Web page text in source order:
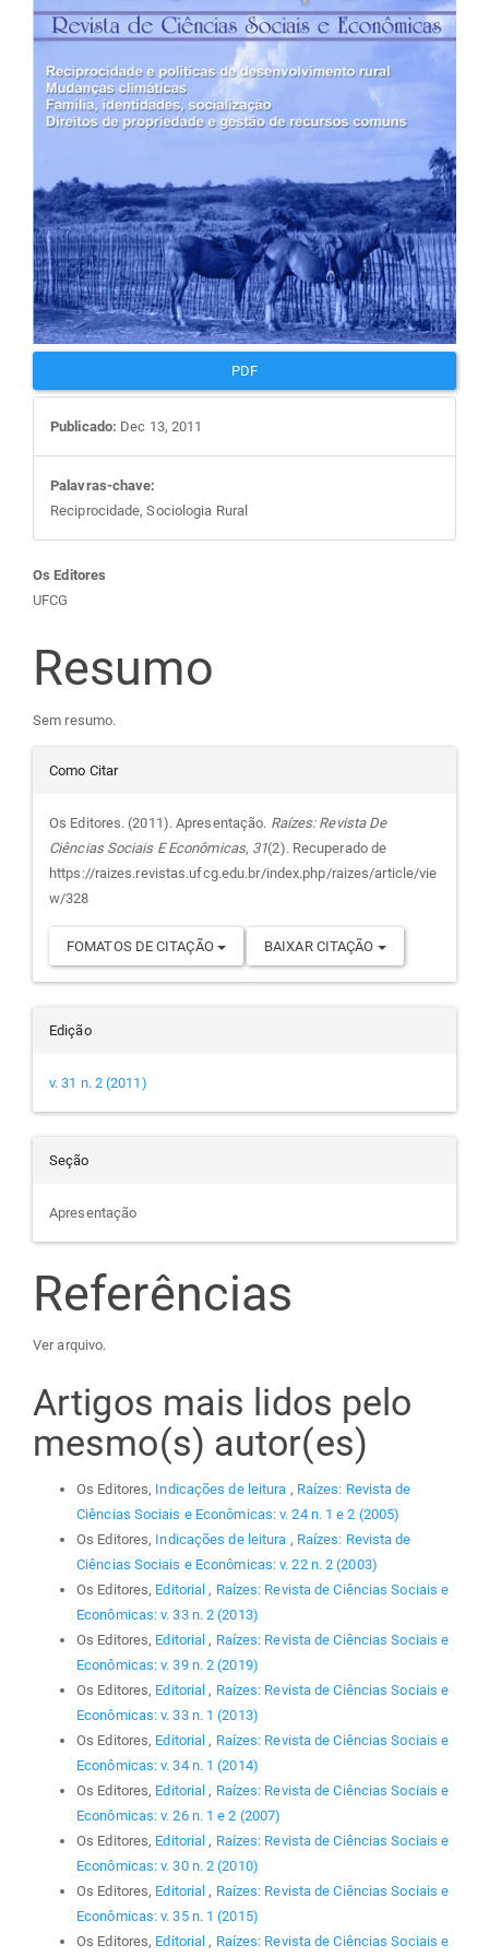
artigos
PDF
Publicado: Dec 13, 2011
Palavras-chave:
Reciprocidade, Sociologia Rural
Conteúdo
do
artigo
principal
Os Editores
UFCG
Resumo
Sem resumo.
Detalhes
do
artigo
Como Citar
Os Editores. (2011). Apresentação. Raízes: Revista De
Ciências Sociais E Econômicas, 31(2). Recuperado de
https://raizes.revistas.ufcg.edu.br/index.php/raizes/article/vie
w/328
FOMATOS DE CITAÇÃO BAIXAR CITAÇÃO
Edição
v. 31 n. 2 (2011)
Seção
Apresentação
Referências
Ver arquivo.
Artigos mais lidos pelo
mesmo(s) autor(es)
Os Editores, Indicações de leitura , Raízes: Revista de
Ciências Sociais e Econômicas: v. 24 n. 1 e 2 (2005)
Os Editores, Indicações de leitura , Raízes: Revista de
Ciências Sociais e Econômicas: v. 22 n. 2 (2003)
Os Editores, Editorial , Raízes: Revista de Ciências Sociais e
Econômicas: v. 33 n. 2 (2013)
Os Editores, Editorial , Raízes: Revista de Ciências Sociais e
Econômicas: v. 39 n. 2 (2019)
Os Editores, Editorial , Raízes: Revista de Ciências Sociais e
Econômicas: v. 33 n. 1 (2013)
Os Editores, Editorial , Raízes: Revista de Ciências Sociais e
Econômicas: v. 34 n. 1 (2014)
Os Editores, Editorial , Raízes: Revista de Ciências Sociais e
Econômicas: v. 26 n. 1 e 2 (2007)
Os Editores, Editorial , Raízes: Revista de Ciências Sociais e
Econômicas: v. 30 n. 2 (2010)
Os Editores, Editorial , Raízes: Revista de Ciências Sociais e
Econômicas: v. 35 n. 1 (2015)
Os Editores, Editorial , Raízes: Revista de Ciências Sociais e